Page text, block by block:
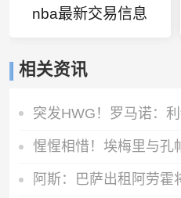
nba最新交易信息
相关资讯